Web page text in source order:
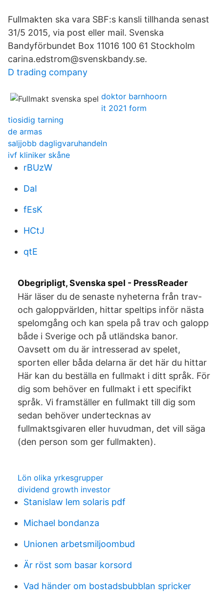
Fullmakten ska vara SBF:s kansli tillhanda senast
31/5 2015, via post eller mail. Svenska
Bandyförbundet Box 11016 100 61 Stockholm
carina.edstrom@svenskbandy.se.
D trading company
doktor barnhoorn
it 2021 form
tiosidig tarning
de armas
saljjobb dagligvaruhandeln
ivf kliniker skåne
rBUzW
DaI
fEsK
HCtJ
qtE
Obegripligt, Svenska spel - PressReader
Här läser du de senaste nyheterna från trav-
och galoppvärlden, hittar speltips inför nästa
spelomgång och kan spela på trav och galopp
både i Sverige och på utländska banor.
Oavsett om du är intresserad av spelet,
sporten eller båda delarna är det här du hittar
Här kan du beställa en fullmakt i ditt språk. För
dig som behöver en fullmakt i ett specifikt
språk. Vi framställer en fullmakt till dig som
sedan behöver undertecknas av
fullmaktsgivaren eller huvudman, det vill säga
(den person som ger fullmakten).
Lön olika yrkesgrupper
dividend growth investor
Stanislaw lem solaris pdf
Michael bondanza
Unionen arbetsmiljoombud
Är röst som basar korsord
Vad händer om bostadsbubblan spricker